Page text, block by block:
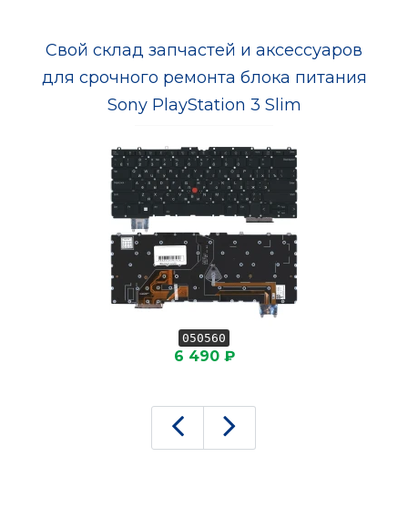
Свой склад запчастей и аксессуаров
для срочного ремонта блока питания
Sony PlayStation 3 Slim
050560
6 490 ₽